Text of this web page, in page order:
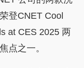
登CNET Cool
at CES 2025 两
点之一。